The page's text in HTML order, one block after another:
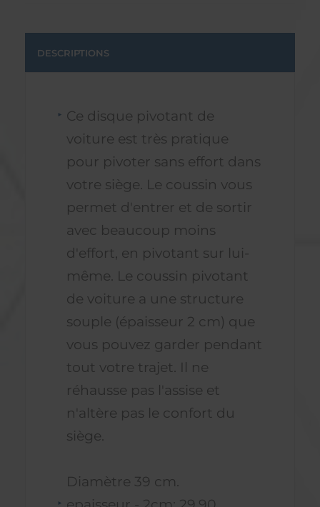
DESCRIPTIONS
Ce disque pivotant de
voiture est très pratique
pour pivoter sans effort dans
votre siège. Le coussin vous
permet d'entrer et de sortir
avec beaucoup moins
d'effort, en pivotant sur lui-
même. Le coussin pivotant
de voiture a une structure
souple (épaisseur 2 cm) que
vous pouvez garder pendant
tout votre trajet. Il ne
réhausse pas l'assise et
n'altère pas le confort du
siège.
Diamètre 39 cm.